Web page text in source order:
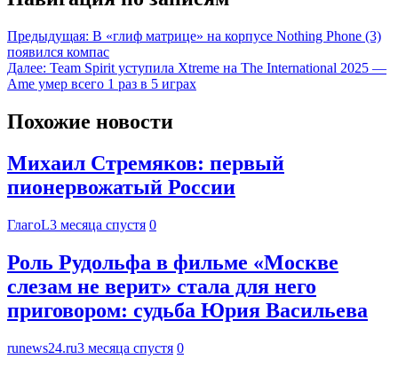
Предыдущая: В «глиф матрице» на корпусе Nothing Phone (3)
появился компас
Далее: Team Spirit уступила Xtreme на The International 2025 —
Ame умер всего 1 раз в 5 играх
Похожие новости
Михаил Стремяков: первый
пионервожатый России
ГлагоL3 месяца спустя 0
Роль Рудольфа в фильме «Москве
слезам не верит» стала для него
приговором: судьба Юрия Васильева
runews24.ru3 месяца спустя 0